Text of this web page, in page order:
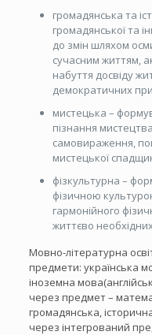
громадянська та
громадянської та
до змін шляхом
сучасним життям,
набуття досвіду
демократичних
мистецька –
пізнання
самовираження,
мистецької
фізкультурна –
фізичною
гармонійного
життєво
Мовно-літературна
предмети: українська
іноземна
через предмет –
громадянська,
через інтегрований